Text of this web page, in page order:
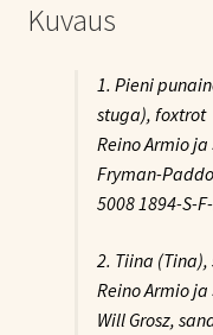
Kuvaus
1. Pieni
stuga), foxtrot
Reino Armio
Fryman-
5008 1894-S-
2. Tiina (Tina),
Reino Armio
Will Grosz,